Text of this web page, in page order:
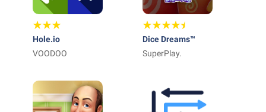
Hole.io
VOODOO
Dice Dreams™️
SuperPlay.